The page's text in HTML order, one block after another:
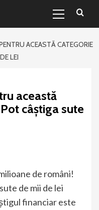
Menu
ACEASTĂ CATEGORIE
LEI
această
câștiga sute
de români!
de mii de lei
financiar este